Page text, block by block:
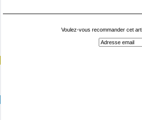
Voulez-vous recommander cet